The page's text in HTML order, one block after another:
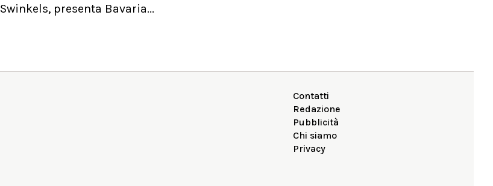
Swinkels, presenta Bavaria...
Contatti
Redazione
Pubblicità
Chi siamo
Privacy